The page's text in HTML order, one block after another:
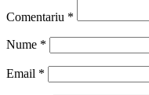
Comentariu *
Nume *
Email *